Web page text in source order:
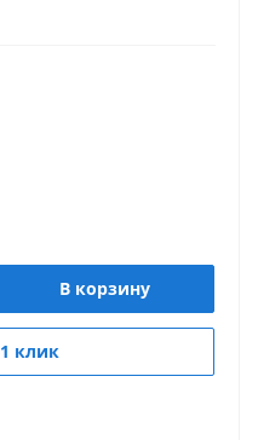
В корзину
клик